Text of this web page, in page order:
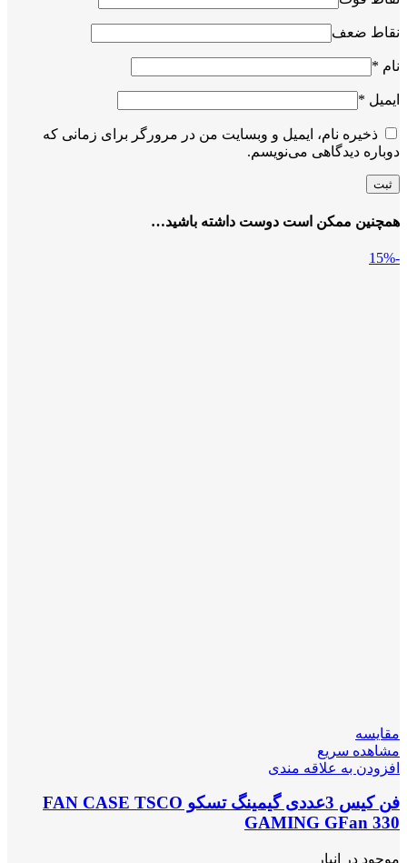
نقاط ضعف
نام *
ایمیل *
ذخیره نام، ایمیل و وبسایت من در مرورگر برای زمانی که
دوباره دیدگاهی می‌نویسم.
همچنین ممکن است دوست داشته باشید…
-15%
مقایسه
مشاهده سریع
افزودن به علاقه مندی
فن کیس 3عددی گیمینگ تسکو FAN CASE TSCO
GAMING GFan 330
موجود در انبار